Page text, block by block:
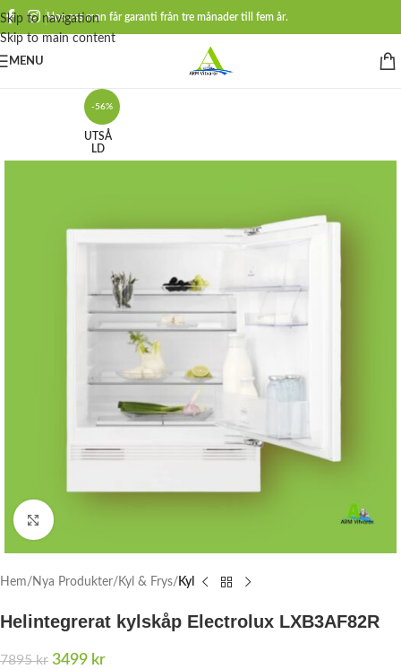
Skip to navigation
Skip to main content
Hos oss man får garanti från tre månader till fem år.
MENU
-56%
UTSÅ
LD
Click to enlarge
Hem Nya Produkter Kyl & Frys Kyl
Helintegrerat kylskåp Electrolux LXB3AF82R
7895kr 3499 kr